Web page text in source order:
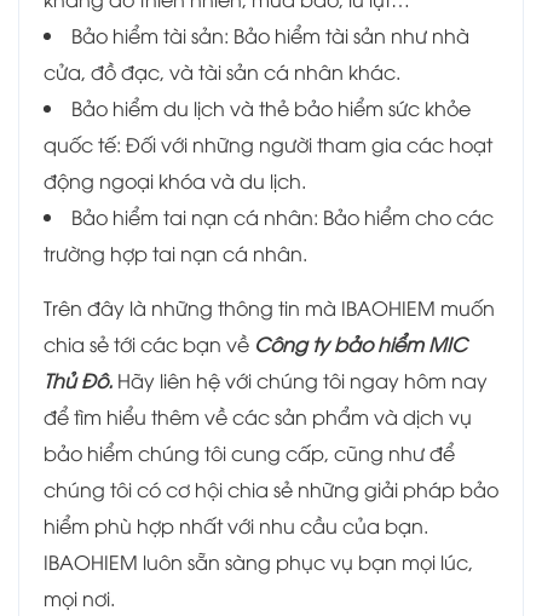
Bảo hiểm tài sản: Bảo hiểm tài sản như nhà
cửa, đồ đạc, và tài sản cá nhân khác.
Bảo hiểm du lịch và thẻ bảo hiểm sức khỏe
quốc tế: Đối với những người tham gia các hoạt
động ngoại khóa và du lịch.
Bảo hiểm tai nạn cá nhân: Bảo hiểm cho các
trường hợp tai nạn cá nhân.
Trên đây là những thông tin mà IBAOHIEM muốn
chia sẻ tới các bạn về Công ty bảo hiểm MIC
Thủ Đô. Hãy liên hệ với chúng tôi ngay hôm nay
để tìm hiểu thêm về các sản phẩm và dịch vụ
bảo hiểm chúng tôi cung cấp, cũng như để
chúng tôi có cơ hội chia sẻ những giải pháp bảo
hiểm phù hợp nhất với nhu cầu của bạn.
IBAOHIEM luôn sẵn sàng phục vụ bạn mọi lúc,
mọi nơi.